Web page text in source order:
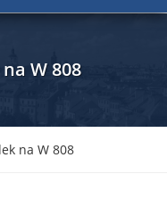
W 808
na W 808